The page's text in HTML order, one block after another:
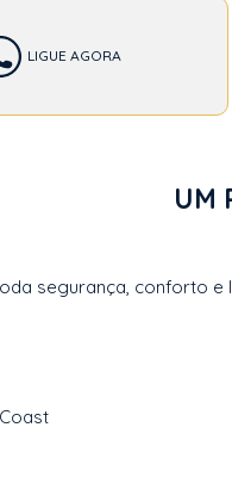
LIGUE AGORA
UM
segurança, conforto